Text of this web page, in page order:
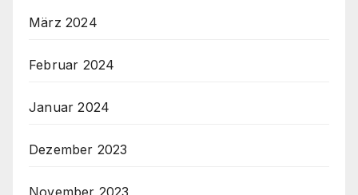
März 2024
Februar 2024
Januar 2024
Dezember 2023
November 2023